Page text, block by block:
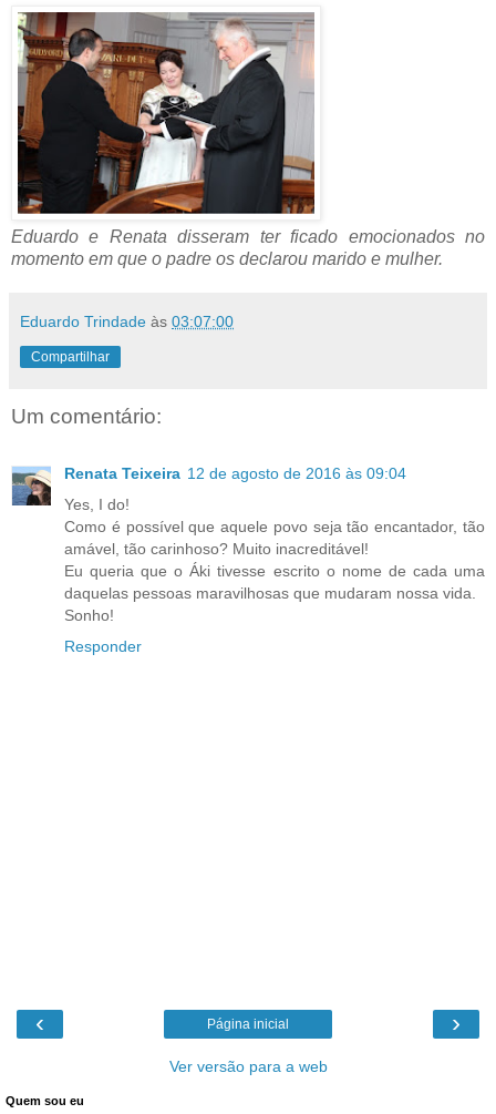
Eduardo e Renata disseram ter ficado emocionados no
momento em que o padre os declarou marido e mulher.
Eduardo Trindade às 03:07:00
Compartilhar
Um comentário:
Renata Teixeira 12 de agosto de 2016 às 09:04
Yes, I do!
Como é possível que aquele povo seja tão encantador, tão
amável, tão carinhoso? Muito inacreditável!
Eu queria que o Áki tivesse escrito o nome de cada uma
daquelas pessoas maravilhosas que mudaram nossa vida.
Sonho!
Responder
‹ ›
Página inicial
Ver versão para a web
Quem sou eu